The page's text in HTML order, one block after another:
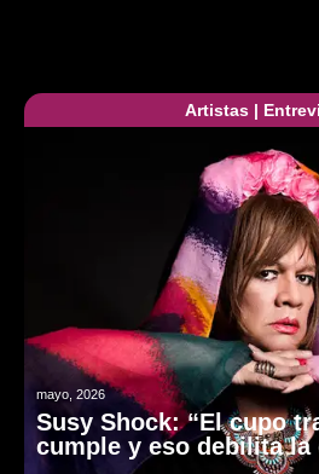
Artistas |
mayo, 2026
Susy Shock: “El cupo
cumple y eso debilita la